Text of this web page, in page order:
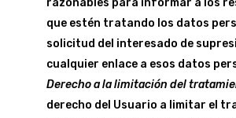
razonables para informar a los
que estén tratando los datos
solicitud del interesado de
cualquier enlace a esos datos
Derecho a la limitación del
derecho del Usuario a limitar el